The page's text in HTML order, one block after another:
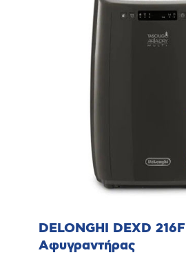
DELONGHI DEXD 216F
Αφυγραντήρας